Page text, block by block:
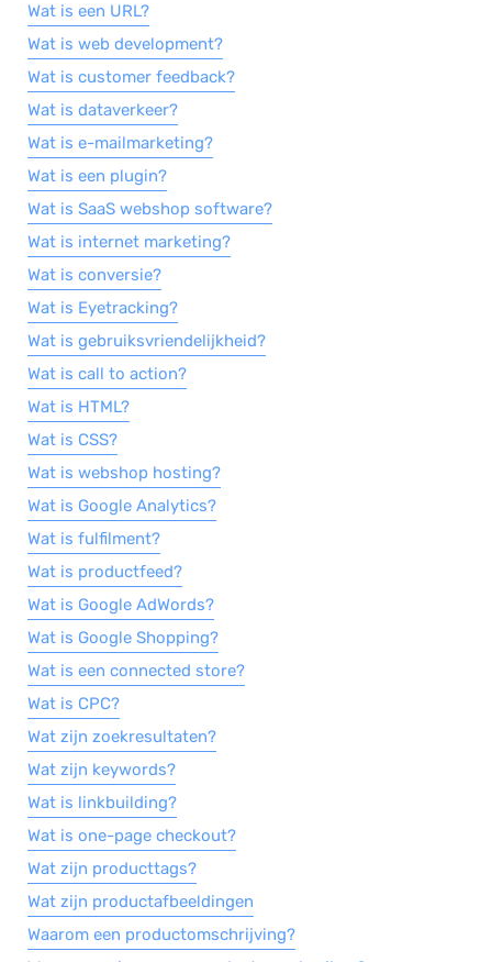
Wat is een URL?
Wat is web development?
Wat is customer feedback?
Wat is dataverkeer?
Wat is e-mailmarketing?
Wat is een plugin?
Wat is SaaS webshop software?
Wat is internet marketing?
Wat is conversie?
Wat is Eyetracking?
Wat is gebruiksvriendelijkheid?
Wat is call to action?
Wat is HTML?
Wat is CSS?
Wat is webshop hosting?
Wat is Google Analytics?
Wat is fulfilment?
Wat is productfeed?
Wat is Google AdWords?
Wat is Google Shopping?
Wat is een connected store?
Wat is CPC?
Wat zijn zoekresultaten?
Wat zijn keywords?
Wat is linkbuilding?
Wat is one-page checkout?
Wat zijn producttags?
Wat zijn productafbeeldingen
Waarom een productomschrijving?